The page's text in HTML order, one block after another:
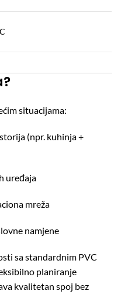
situacijama:
(npr. kuhinja +
uređaja
mreža
namjene
sa standardnim PVC
planiranje
kvalitetan spoj bez